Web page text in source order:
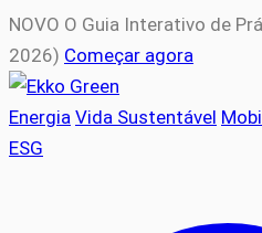
NOVO O Guia Interativo de
2026) Começar agora
Energia Vida Sustentável
ESG